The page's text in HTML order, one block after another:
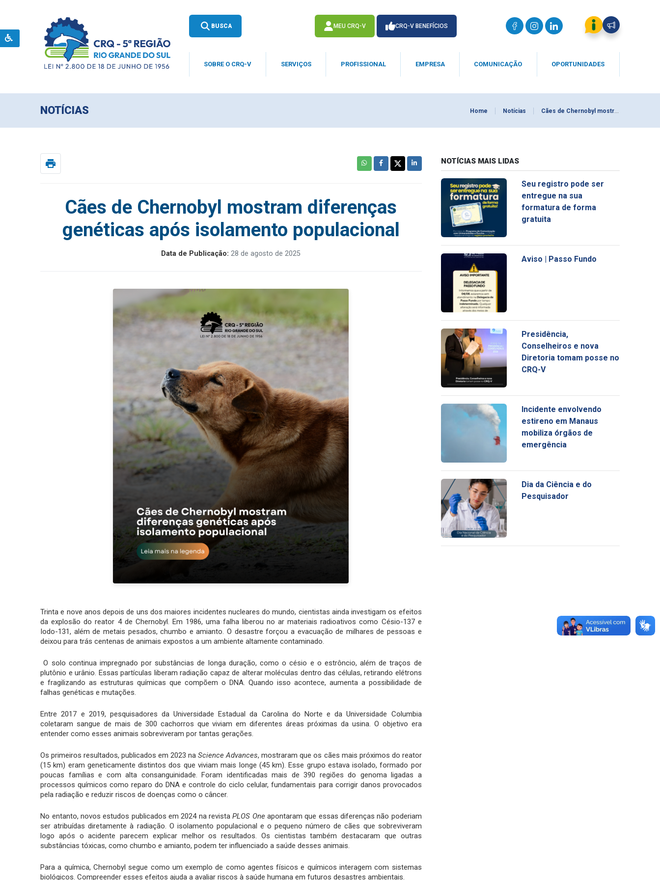
BUSCA MEU CRQ-V CRQ-V BENEFÍCIOS
SOBRE O CRQ-V SERVIÇOS PROFISSIONAL EMPRESA COMUNICAÇÃO OPORTUNIDADES
NOTÍCIAS Home Notícias Cães de Chernobyl mostram diferenças genéticas após isolamento populacional
print
Cães de Chernobyl mostram diferenças
genéticas após isolamento populacional
Data de Publicação: 28 de agosto de 2025
Trinta e nove anos depois de uns dos maiores incidentes nucleares do mundo, cientistas ainda investigam os efeitos
da explosão do reator 4 de Chernobyl. Em 1986, uma falha liberou no ar materiais radioativos como Césio-137 e
Iodo-131, além de metais pesados, chumbo e amianto. O desastre forçou a evacuação de milhares de pessoas e
deixou para trás centenas de animais expostos a um ambiente altamente contaminado.
O solo continua impregnado por substâncias de longa duração, como o césio e o estrôncio, além de traços de
plutônio e urânio. Essas partículas liberam radiação capaz de alterar moléculas dentro das células, retirando elétrons
e fragilizando as estruturas químicas que compõem o DNA. Quando isso acontece, aumenta a possibilidade de
falhas genéticas e mutações.
Entre 2017 e 2019, pesquisadores da Universidade Estadual da Carolina do Norte e da Universidade Columbia
coletaram sangue de mais de 300 cachorros que viviam em diferentes áreas próximas da usina. O objetivo era
entender como esses animais sobreviveram por tantas gerações.
Os primeiros resultados, publicados em 2023 naScience Advances, mostraram que os cães mais próximos do reator
(15 km) eram geneticamente distintos dos que viviam mais longe (45 km). Esse grupo estava isolado, formado por
poucas famílias e com alta consanguinidade. Foram identificadas mais de 390 regiões do genoma ligadas a
processos químicos como reparo do DNA e controle do ciclo celular, fundamentais para corrigir danos provocados
pela radiação e reduzir riscos de doenças como o câncer.
No entanto, novos estudos publicados em 2024 na revistaPLOS Oneapontaram que essas diferenças não poderiam
ser atribuídas diretamente à radiação. O isolamento populacional e o pequeno número de cães que sobreviveram
logo após o acidente parecem explicar melhor os resultados. Os cientistas também destacaram que outras
substâncias tóxicas, como chumbo e amianto, podem ter influenciado a saúde desses animais.
Para a química, Chernobyl segue como um exemplo de como agentes físicos e químicos interagem com sistemas
biológicos. Compreender esses efeitos ajuda a avaliar riscos à saúde humana em futuros desastres ambientais.
NOTÍCIAS MAIS LIDAS
Seu registro pode ser
entregue na sua
formatura de forma
gratuita
Aviso | Passo Fundo
Presidência,
Conselheiros e nova
Diretoria tomam posse no
CRQ-V
Incidente envolvendo
estireno em Manaus
mobiliza órgãos de
emergência
Dia da Ciência e do
Pesquisador